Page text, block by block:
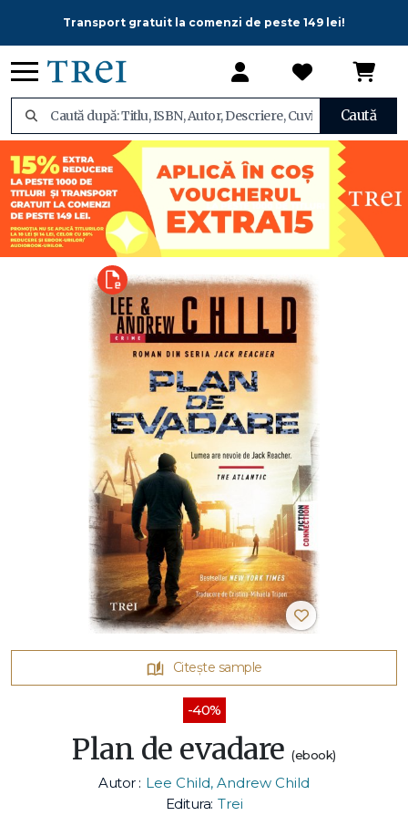
Transport gratuit la comenzi de peste 149 lei!
Caută
Citește sample
-40%
Plan de evadare(ebook)
Autor : Lee Child, Andrew Child
Editura: Trei